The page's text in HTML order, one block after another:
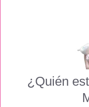
¿Quién